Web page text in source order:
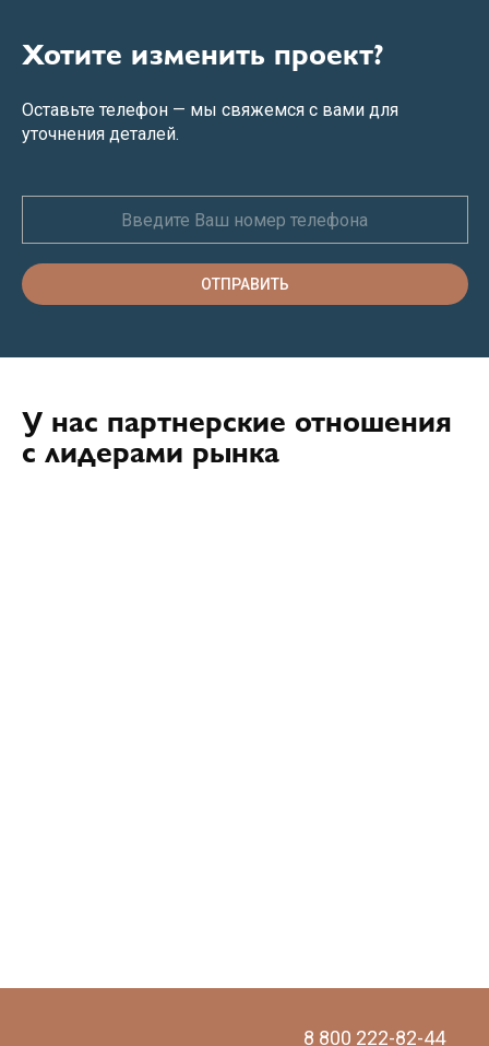
Хотите изменить проект?
Оставьте телефон — мы свяжемся с вами для
уточнения деталей.
ОТПРАВИТЬ
У нас партнерские отношения
с лидерами рынка
8 800 222-82-44